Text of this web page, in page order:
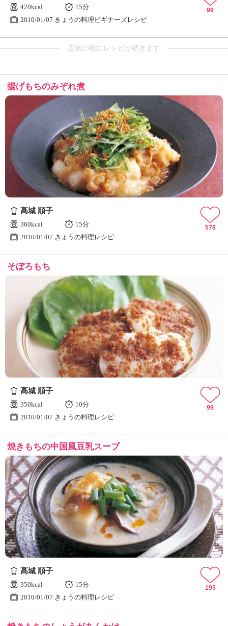
420kcal
15分
2010/01/07 きょうの料理ビギナーズレシピ
99
広告の後にレシピが続きます
揚げもちのみぞれ煮
髙城 順子
360kcal
15分
2010/01/07 きょうの料理レシピ
578
そぼろもち
髙城 順子
350kcal
10分
2010/01/07 きょうの料理レシピ
99
焼きもちの中国風豆乳スープ
髙城 順子
350kcal
15分
2010/01/07 きょうの料理レシピ
195